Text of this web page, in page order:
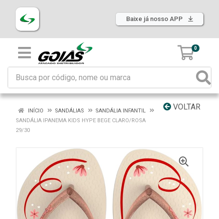
Baixe já nosso APP
0
VOLTAR
INÍCIO SANDÁLIAS
SANDÁLIA INFANTIL
SANDÁLIA IPANEMA KIDS HYPE BEGE CLARO/ROSA
29/30